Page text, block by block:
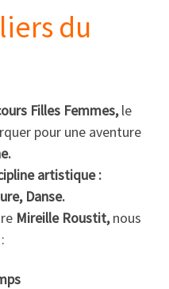
du
Filles Femmes,le
pour une aventure
artistique :
Danse.
Mireille Roustit,nous